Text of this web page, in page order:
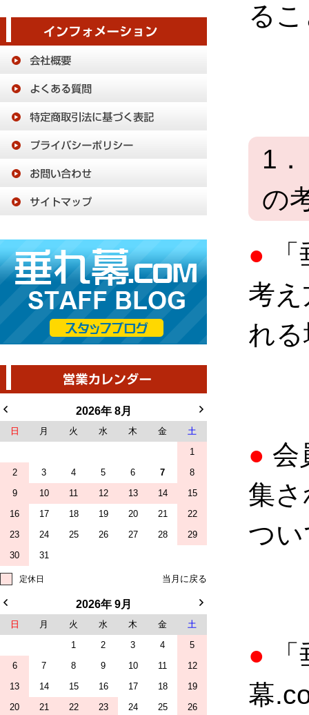
る
1
の
●
考
れ
● 会
集
つ
●
幕
2026年 8月
日 月 火 水 木 金
土
1
2
3 4 5 6 7
8
9
10 11 12 13 14
15
16
17 18 19 20 21
22
23
24 25 26 27 28
29
30
31
定休日
2026年 9月
日 月 火 水 木 金
土
1
2 3 4
5
6
7 8 9 10 11
12
13
14 15 16 17 18
19
20
21 22 23 24 25 26